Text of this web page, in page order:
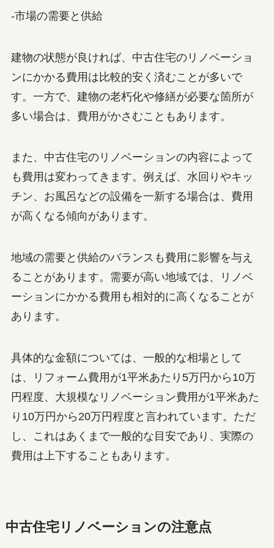
-市場の需要と供給
建物の状態が良ければ、中古住宅のリノベーショ
ンにかかる費用は比較的安く済むことが多いで
す。一方で、建物の老朽化や修繕が必要な箇所が
多い場合は、費用がかさむこともあります。
また、中古住宅のリノベーションの内容によって
も費用は変わってきます。例えば、水回りやキッ
チン、お風呂などの設備を一新する場合は、費用
が高くなる傾向があります。
地域の需要と供給のバランスも費用に影響を与え
ることがあります。需要が高い地域では、リノベ
ーションにかかる費用も相対的に高くなることが
あります。
具体的な金額については、一般的な相場として
は、リフォーム費用が1平米あたり5万円から10万
円程度、大規模なリノベーション費用が1平米あた
り10万円から20万円程度と言われています。ただ
し、これはあくまで一般的な目安であり、実際の
費用は上下することもあります。
中古住宅リノベーションの注意点